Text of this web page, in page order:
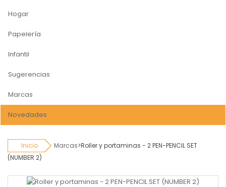
Hogar
Papelería
Infantil
Sugerencias
Marcas
Novedades
Inicio Marcas>Roller y portaminas - 2 PEN-PENCIL SET
(NUMBER 2)